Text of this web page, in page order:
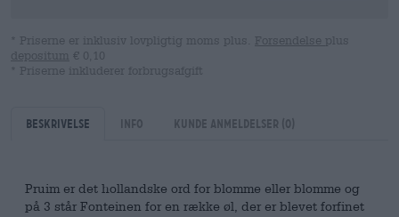
* Priserne er inklusiv lovpligtig moms plus. Forsendelse plus
depositum € 0,10
* Priserne inkluderer forbrugsafgift
Beskrivelse Info kunde anmeldelser (0)
Pruim er det hollandske ord for blomme eller blomme og
på 3 står Fonteinen for en række øl, der er blevet forfinet